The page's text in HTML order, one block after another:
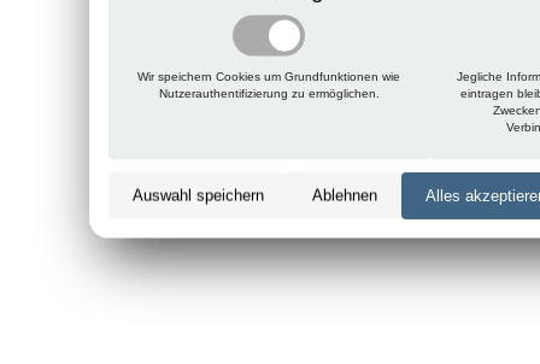
Wir speichern Cookies um Grundfunktionen wie
Nutzerauthentifizierung zu ermöglichen.
Jegliche
eintragen
Auswahl speichern Ablehnen Alles